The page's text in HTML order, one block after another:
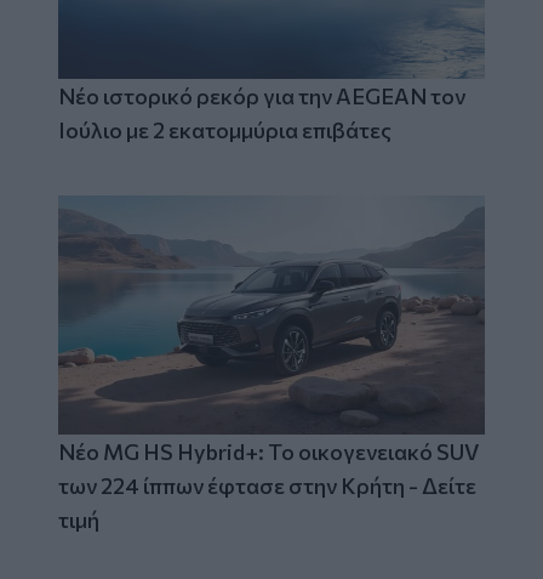
Νέο ιστορικό ρεκόρ για την AEGEAN τον
Ιούλιο με 2 εκατομμύρια επιβάτες
Νέο MG HS Hybrid+: Το οικογενειακό SUV
των 224 ίππων έφτασε στην Κρήτη - Δείτε
τιμή